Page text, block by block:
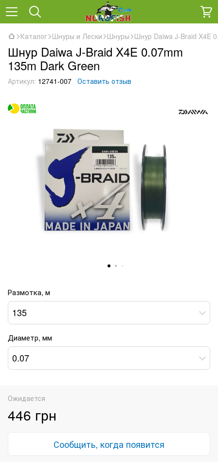
Каталог Шнуры и Лески Шнуры Шнур Daiwa J-Braid X4E
Шнур Daiwa J-Braid X4E 0.07mm
135m Dark Green
Артикул: 12741-007 Оставить отзыв
Размотка, м
135
Диаметр, мм
0.07
Ожидается
446 грн
Сообщить, когда появится